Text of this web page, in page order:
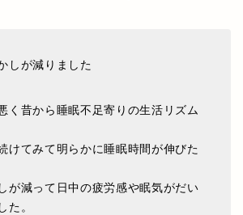
しが減りました
く昔から睡眠不足寄りの生活リズム
けてみて明らかに睡眠時間が伸びた
が減って日中の疲労感や眠気がだい
た。